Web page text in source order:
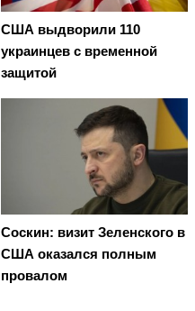
США выдворили 110
украинцев с временной
защитой
Соскин: визит Зеленского в
США оказался полным
провалом